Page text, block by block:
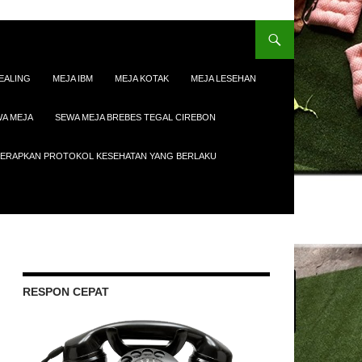
MEJA IBM MEJA KOTAK MEJA LESEHAN
MEJA SEWA MEJA BREBES TEGAL CIREBON
PROTOKOL KESEHATAN YANG BERLAKU
RESPON CEPAT